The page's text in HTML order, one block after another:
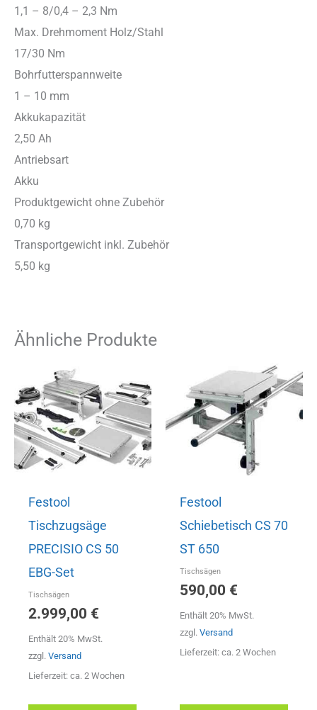
1,1 – 8/0,4 – 2,3 Nm
Max. Drehmoment Holz/Stahl
17/30 Nm
Bohrfutterspannweite
1 – 10 mm
Akkukapazität
2,50 Ah
Antriebsart
Akku
Produktgewicht ohne Zubehör
0,70 kg
Transportgewicht inkl. Zubehör
5,50 kg
Ähnliche Produkte
Festool
Tischzugsäge
PRECISIO CS 50
EBG-Set
Tischsägen
2.999,00 €
Enthält 20% MwSt.
zzgl. Versand
Lieferzeit: ca. 2 Wochen
Festool
Schiebetisch CS 70
ST 650
Tischsägen
590,00 €
Enthält 20% MwSt.
zzgl. Versand
Lieferzeit: ca. 2 Wochen